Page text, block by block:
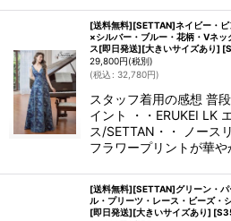
[送料無料][SETTAN]ネイビー・
×シルバー・ブルー・花柄・Vネ
ス[即日発送][大きいサイズあり] [
29,800円(税別)
(税込 : 32,780円)
スタッフ着用の感想 普
イント ・・ERUKEI LK
ス/SETTAN・・ ノース
フラワープリントが華
[送料無料][SETTAN]グリーン・
ル・プリーツ・レース・ビーズ・
[即日発送][大きいサイズあり] [